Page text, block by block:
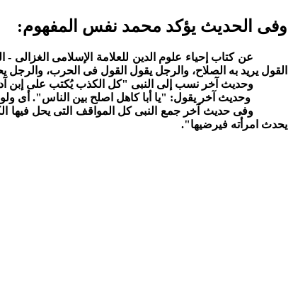
وفى الحديث يؤكد محمد نفس المفهوم:
القول يريد به الصلاح، والرجل يقول القول فى الحرب، والرجل
وحديث آخر نسب إلى النبى "كل الكذب يُكتب على إبن
وحديث آخر يقول: "يا أبا كاهل اصلح بين الناس". أى
وفى حديث آخر جمع النبى كل المواقف التى يحل فيها
يحدث امرأته فيرضيها".